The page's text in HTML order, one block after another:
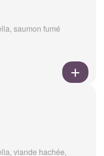
saumon fumé
viande hachée,